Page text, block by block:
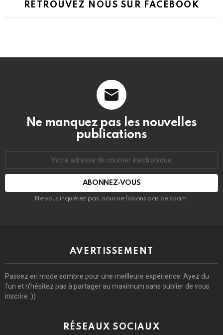
RETROUVEZ NOUS SUR FACEBOOK
Ne manquez pas les nouvelles
publications
courrier
Ne vous inquiétez pas, nous ne faisons pas de spam.
AVERTISSEMENT
Passez en mode sombre pour une meilleure expérience. Ayez du
fun et n’hésitez pas à partager au maximum sans oublier de vous
inscrire :))
RÉSEAUX SOCIAUX